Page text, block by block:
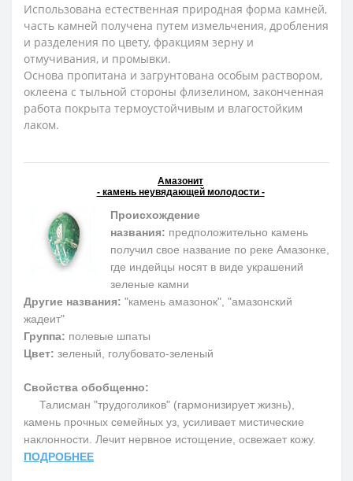
Использована естественная природная форма камней,
часть камней получена путем измельчения, дробления
и разделения по цвету, фракциям зерну и
отмучивания, и промывки.
Основа пропитана и загрунтована особым раствором,
оклеена с тыльной стороны флизелином, законченная
работа покрыта термоустойчивым и влагостойким
лаком.
Амазонит
- камень неувядающей молодости -
Происхождение
названия: предположительно камень
получил свое название по реке Амазонке,
где индейцы носят в виде украшений
зеленые камни
Другие названия: "камень амазонок", "амазонский
жадеит"
Группа: полевые шпаты
Цвет: зеленый, голубовато-зеленый
Свойства обобщенно:
Талисман "трудоголиков" (гармонизирует жизнь),
камень прочных семейных уз, усиливает мистические
наклонности. Лечит нервное истощение, освежает кожу.
ПОДРОБНЕЕ